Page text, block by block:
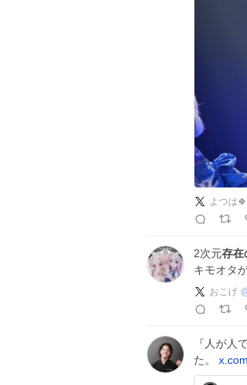
よつは
2次元存在
キモオタ
おこげ
『人が人
た。